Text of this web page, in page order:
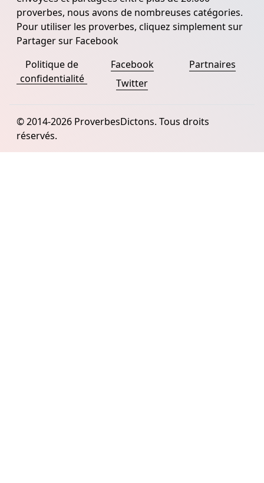
proverbes, nous avons de nombreuses catégories.
Pour utiliser les proverbes, cliquez simplement sur
Partager sur Facebook
Politique de
confidentialité
Facebook
Twitter
Partnaires
© 2014-2026 ProverbesDictons. Tous droits
réservés.